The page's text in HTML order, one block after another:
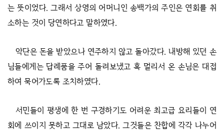
는 뜻이었다. 그래서 상영의 어머니인 송백가의 주인은 연회를 취
소하는 것이 당연하다고 말하였다.
악단은 돈을 받았으나 연주하지 않고 돌아갔다. 내방해 있던 손
님들에게는 답례품을 주어 돌려보냈고 혹 멀리서 온 손님은 대접
하여 묵어가도록 조치하였다.
서민들이 평생에 한 번 구경하기도 어려운 최고급 요리들이 연
회에 쓰이지 못하고 그대로 남았다. 그것들은 찬합에 각각 나누어